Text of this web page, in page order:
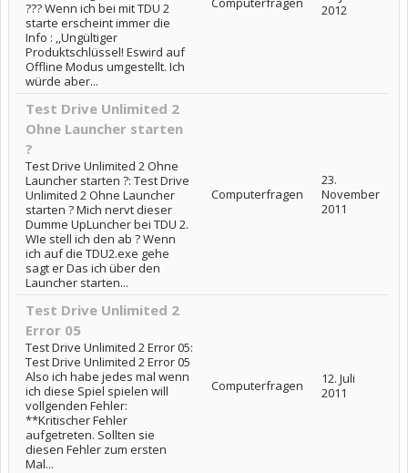
??? Wenn ich bei mit TDU 2
starte erscheint immer die
Info : ,,Ungültiger
Produktschlüssel! Eswird auf
Offline Modus umgestellt. Ich
würde aber...
2012
Test Drive Unlimited 2
Ohne Launcher starten
?
Test Drive Unlimited 2 Ohne
Launcher starten ?: Test Drive
Unlimited 2 Ohne Launcher
starten ? Mich nervt dieser
Dumme UpLuncher bei TDU 2.
WIe stell ich den ab ? Wenn
ich auf die TDU2.exe gehe
sagt er Das ich über den
Launcher starten...
Computerfragen
23.
November
2011
Test Drive Unlimited 2
Error 05
Test Drive Unlimited 2 Error 05:
Test Drive Unlimited 2 Error 05
Also ich habe jedes mal wenn
ich diese Spiel spielen will
vollgenden Fehler:
**Kritischer Fehler
aufgetreten. Sollten sie
diesen Fehler zum ersten
Mal...
Computerfragen
12. Juli
2011